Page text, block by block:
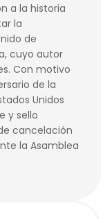
a la historia
la
de
cuyo autor
Con motivo
de la
Unidos
y sello
cancelación
la Asamblea